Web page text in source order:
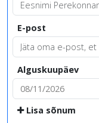
E-post
Alguskuupäev
Lisa sõnum